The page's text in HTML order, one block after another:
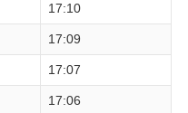
17:10
17:09
17:07
17:06